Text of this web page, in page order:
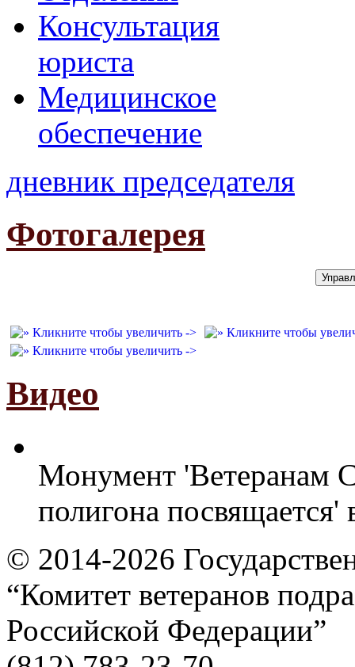
Консультация
юриста
Медицинское
обеспечение
дневник председателя
Фотогалерея
Видео
Монумент 'Ветеранам
полигона посвящается'
© 2014-2026
“Комитет ветеранов
Российской Федерации”